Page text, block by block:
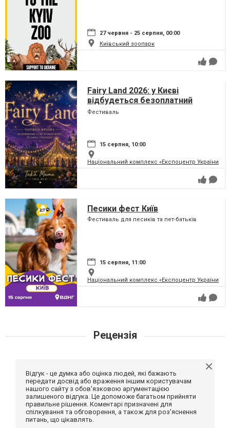
27 червня - 25 серпня, 00:00
Київський зоопарк
Fairy Land 2026: у Києві
відбудеться безоплатний
сімейний фестиваль, який
Фестиваль
15 серпня, 10:00
Національний комплекс «Експоцентр України»
Песики фест Київ
Фестиваль для песиків та пет-батьків
15 серпня, 11:00
Національний комплекс «Експоцентр України»
Рецензія
Відгук - це думка або оцінка людей, які бажають
передати досвід або враження іншим користувачам
нашого сайту з обов'язковою аргументацією
залишеного відгука. Це допоможе багатьом прийняти
правильне рішення. Коментарі призначені для
спілкування та обговорення, а також для роз'яснення
питань, що цікавлять.